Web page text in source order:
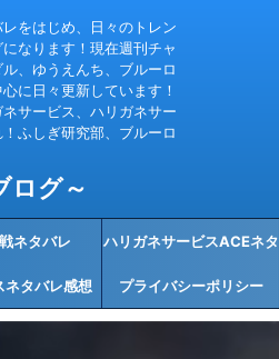
をはじめ、日々のトレン
なります！現在週刊チャ
、ゆうえんち、ブルーロ
に日々更新しています！
サービス、ハリガネサー
ふしぎ研究部、ブルーロ
ログ～
ネタバレ ハリガネサービスACEネタ
バレ感想
ネタバレ感想 プライバシーポリシー